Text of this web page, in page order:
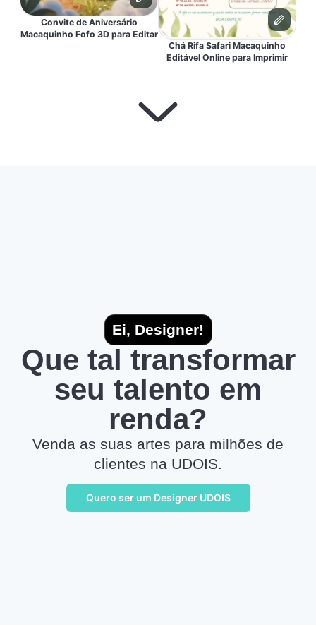
Convite de Aniversário
Macaquinho Fofo 3D para Editar
Chá Rifa Safari Macaquinho
Editável Online para Imprimir
Ei, Designer!
Que tal transformar
seu talento em
renda?
Venda as suas artes para milhões de
clientes na UDOIS.
Quero ser um Designer UDOIS